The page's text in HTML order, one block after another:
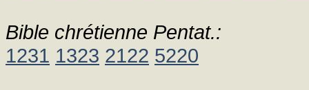
Bible chrétienne Pentat.:
1231 1323 2122 5220